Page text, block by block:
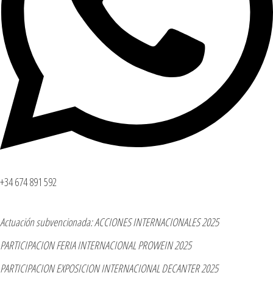
+34 674 891 592
Actuación subvencionada: ACCIONES INTERNACIONALES 2025
PARTICIPACION FERIA INTERNACIONAL PROWEIN 2025
PARTICIPACION EXPOSICION INTERNACIONAL DECANTER 2025